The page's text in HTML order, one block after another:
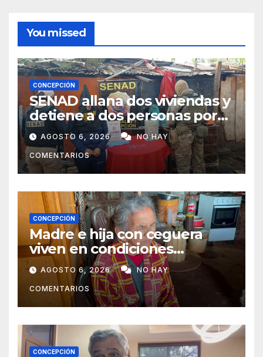
You missed
CONCEPCIÓN
SENAD allana dos viviendas y
detiene a dos personas por
presunto microtráfico en
Concepción
AGOSTO 6, 2026 NO HAY
COMENTARIOS
CONCEPCIÓN
Madre e hija con ceguera
viven en condiciones
precarias y vecinos impulsan
campaña solidaria para
ayudarlas
AGOSTO 6, 2026 NO HAY
COMENTARIOS
CONCEPCIÓN